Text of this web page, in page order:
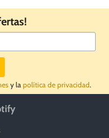
y la política de privacidad.